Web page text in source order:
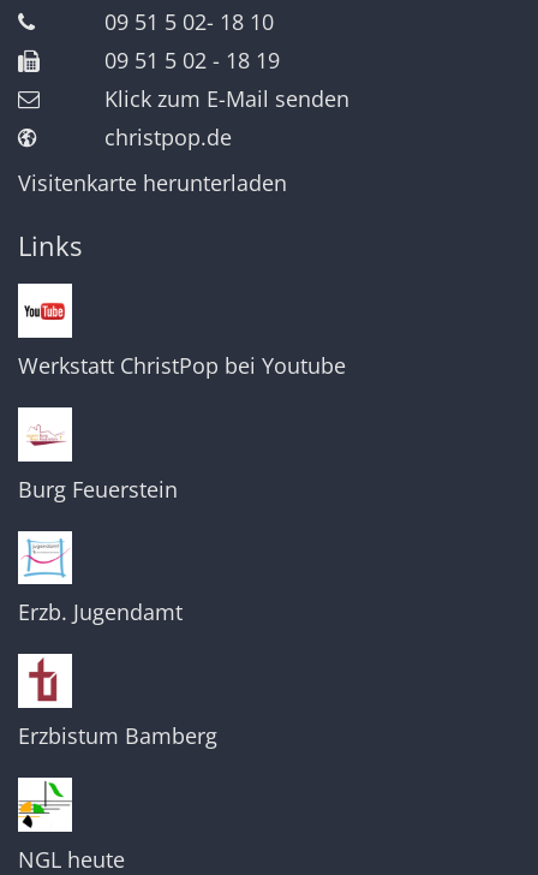
09 51 5 02- 18 10
09 51 5 02 - 18 19
Klick zum E-Mail senden
christpop.de
Visitenkarte herunterladen
Links
Werkstatt ChristPop bei Youtube
Burg Feuerstein
Erzb. Jugendamt
Erzbistum Bamberg
NGL heute